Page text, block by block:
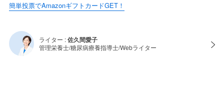
簡単投票でAmazonギフトカードGET！
ライター :佐久間愛子
管理栄養士/糖尿病療養指導士/Webライター